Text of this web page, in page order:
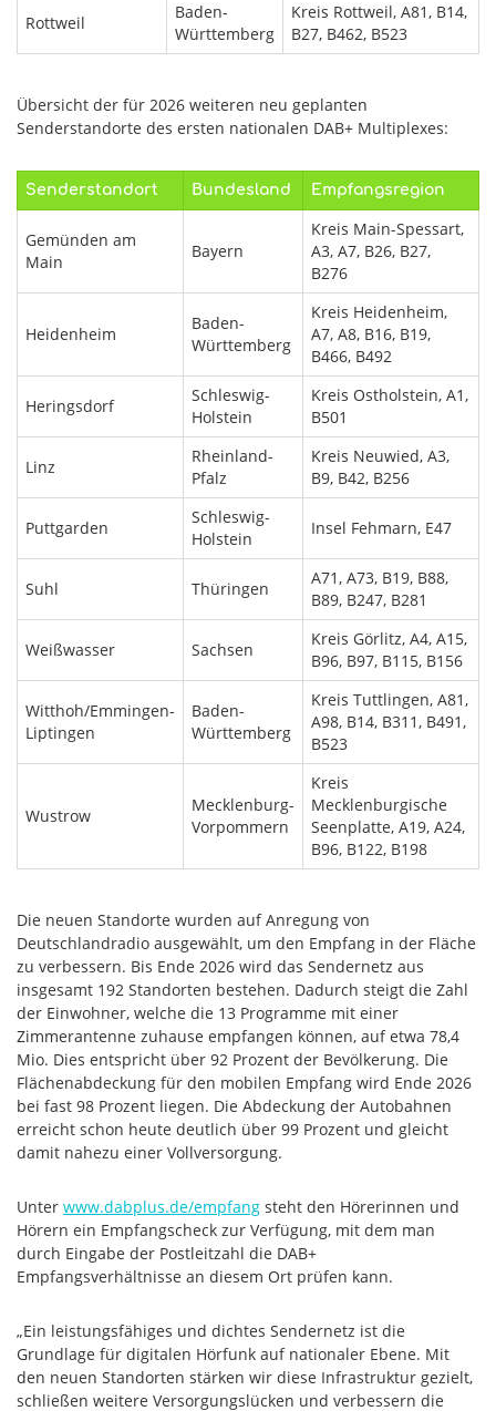
Rottweil
Baden-
Württemberg
Kreis Rottweil, A81, B14,
B27, B462, B523
Übersicht der für 2026 weiteren neu geplanten
Senderstandorte des ersten nationalen DAB+ Multiplexes:
Senderstandort Bundesland Empfangsregion
Gemünden am
Main
Bayern
Kreis Main-Spessart,
A3, A7, B26, B27,
B276
Heidenheim
Baden-
Württemberg
Kreis Heidenheim,
A7, A8, B16, B19,
B466, B492
Heringsdorf
Schleswig-
Holstein
Kreis Ostholstein, A1,
B501
Linz
Rheinland-
Pfalz
Kreis Neuwied, A3,
B9, B42, B256
Puttgarden
Schleswig-
Holstein
Insel Fehmarn, E47
Suhl Thüringen
A71, A73, B19, B88,
B89, B247, B281
Weißwasser Sachsen
Kreis Görlitz, A4, A15,
B96, B97, B115, B156
Witthoh/Emmingen-
Liptingen
Baden-
Württemberg
Kreis Tuttlingen, A81,
A98, B14, B311, B491,
B523
Wustrow
Mecklenburg-
Vorpommern
Kreis
Mecklenburgische
Seenplatte, A19, A24,
B96, B122, B198
Die neuen Standorte wurden auf Anregung von
Deutschlandradio ausgewählt, um den Empfang in der Fläche
zu verbessern. Bis Ende 2026 wird das Sendernetz aus
insgesamt 192 Standorten bestehen. Dadurch steigt die Zahl
der Einwohner, welche die 13 Programme mit einer
Zimmerantenne zuhause empfangen können, auf etwa 78,4
Mio. Dies entspricht über 92 Prozent der Bevölkerung. Die
Flächenabdeckung für den mobilen Empfang wird Ende 2026
bei fast 98 Prozent liegen. Die Abdeckung der Autobahnen
erreicht schon heute deutlich über 99 Prozent und gleicht
damit nahezu einer Vollversorgung.
Unter www.dabplus.de/empfang steht den Hörerinnen und
Hörern ein Empfangscheck zur Verfügung, mit dem man
durch Eingabe der Postleitzahl die DAB+
Empfangsverhältnisse an diesem Ort prüfen kann.
„Ein leistungsfähiges und dichtes Sendernetz ist die
Grundlage für digitalen Hörfunk auf nationaler Ebene. Mit
den neuen Standorten stärken wir diese Infrastruktur gezielt,
schließen weitere Versorgungslücken und verbessern die